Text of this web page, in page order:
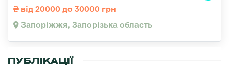
від 20000 до 30000 грн
Запоріжжя, Запорізька область
ПУБЛІКАЦІЇ